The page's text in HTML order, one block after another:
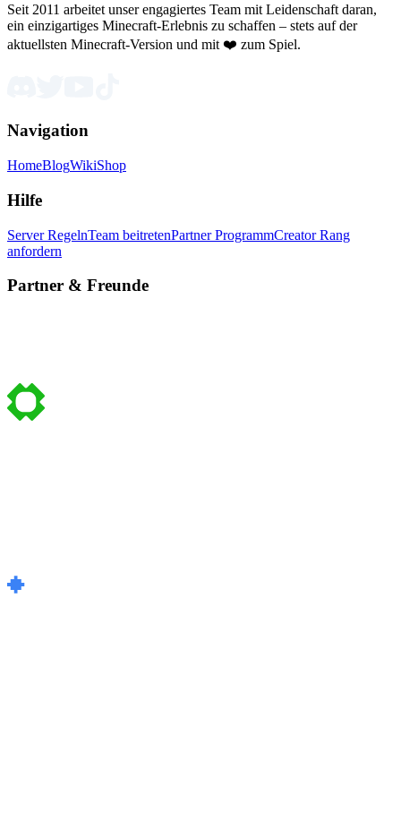
Seit 2011 arbeitet unser engagiertes Team mit Leidenschaft daran,
ein einzigartiges Minecraft-Erlebnis zu schaffen – stets auf der
aktuellsten Minecraft-Version und mit ❤️ zum Spiel.
Navigation
HomeBlogWikiShop
Hilfe
Server RegelnTeam beitretenPartner ProgrammCreator Rang
anfordern
Partner & Freunde